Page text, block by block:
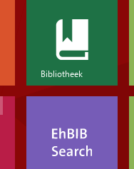
Bibliotheek